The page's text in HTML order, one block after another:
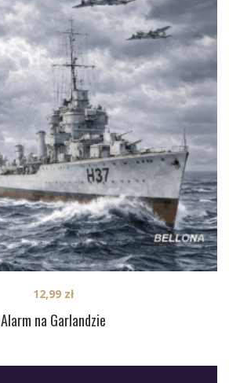
Alarm na Garlandzie
12,99 zł